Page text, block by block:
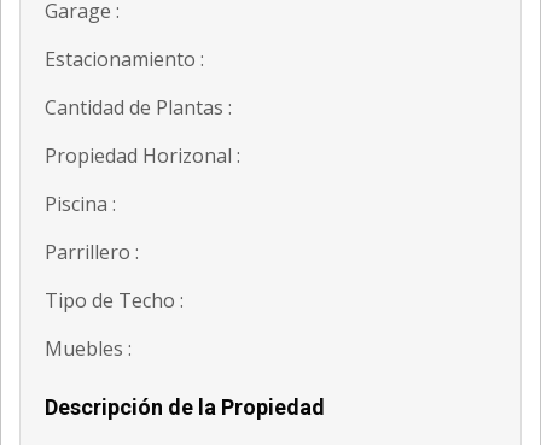
Garage :
Estacionamiento :
Cantidad de Plantas :
Propiedad Horizonal :
Piscina :
Parrillero :
Tipo de Techo :
Muebles :
Descripción de la Propiedad